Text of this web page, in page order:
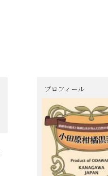
プロフィール